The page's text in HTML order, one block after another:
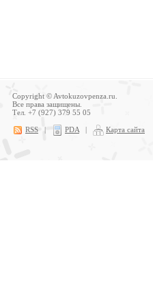
Copyright © Avtokuzovpenza.ru.
Все права защищены.
Тел. +7 (927) 379 55 05
RSS | PDA | Карта сайта